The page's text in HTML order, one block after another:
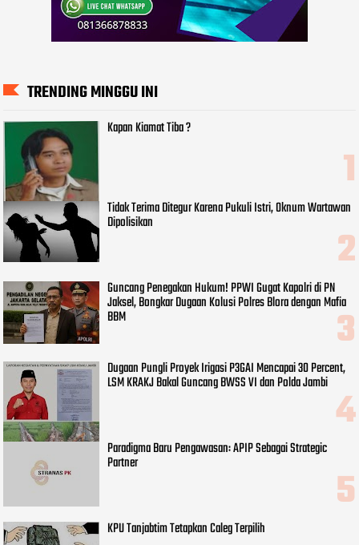
TRENDING MINGGU INI
Kapan Kiamat Tiba ?
Tidak Terima Ditegur Karena Pukuli Istri, Oknum Wartawan
Dipolisikan
Guncang Penegakan Hukum! PPWI Gugat Kapolri di PN
Jaksel, Bongkar Dugaan Kolusi Polres Blora dengan Mafia
BBM
Dugaan Pungli Proyek Irigasi P3GAI Mencapai 30 Percent,
LSM KRAKJ Bakal Guncang BWSS VI dan Polda Jambi
Paradigma Baru Pengawasan: APIP Sebagai Strategic
Partner
KPU Tanjabtim Tetapkan Caleg Terpilih